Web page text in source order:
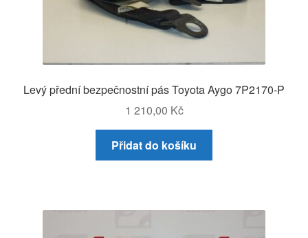
Levý přední bezpečnostní pás Toyota Aygo 7P2170-P
1 210,00 Kč
Přidat do košíku